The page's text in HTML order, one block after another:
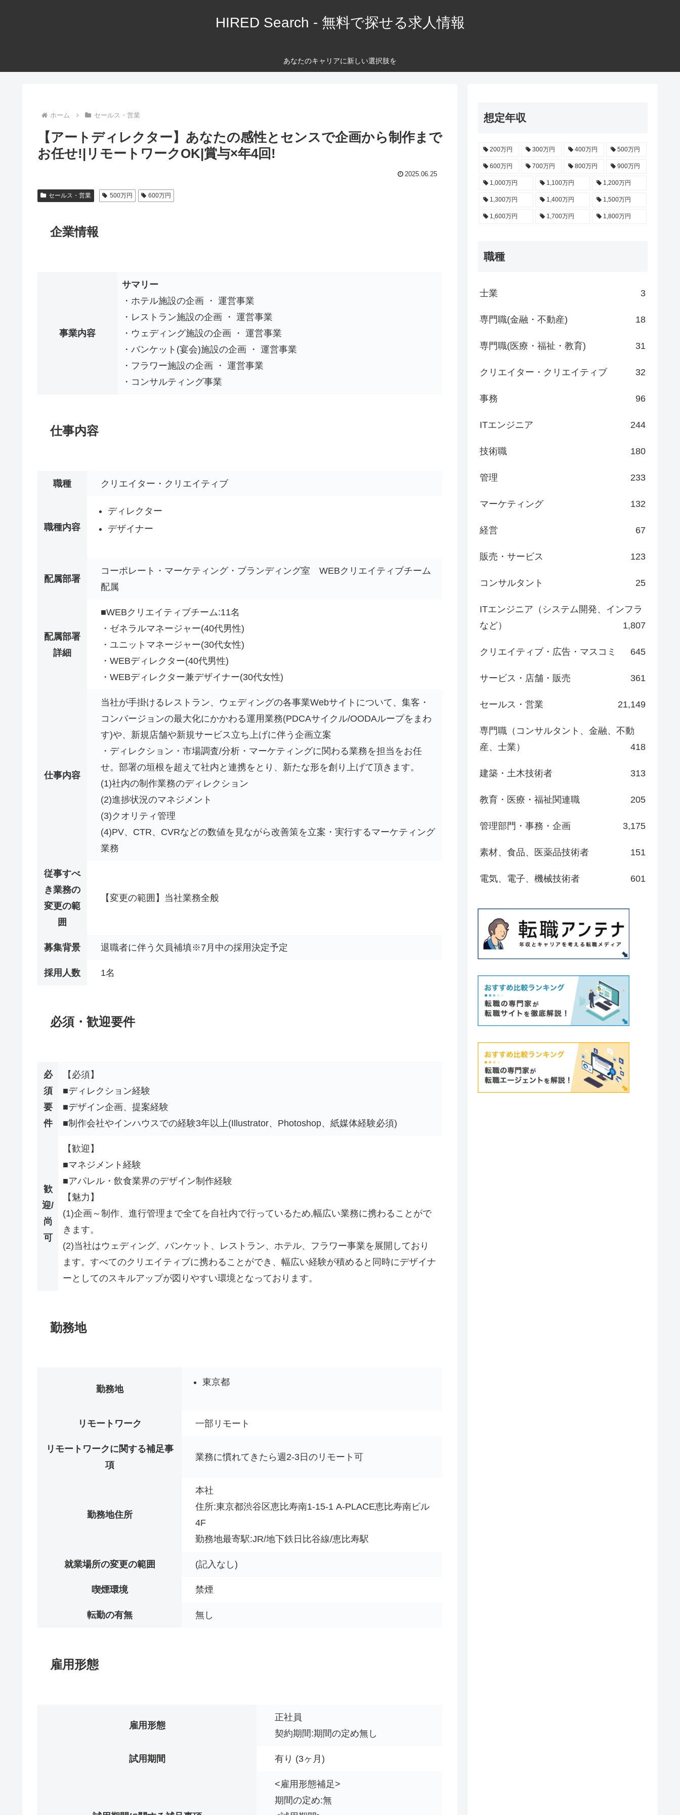
HIRED Search - 無料で探せる求人情報
あなたのキャリアに新しい選択肢を
ホーム セールス・営業
【アートディレクター】あなたの感性とセンスで企画から制作まで
お任せ!|リモートワークOK|賞与×年4回!
2025.06.25
セールス・営業 500万円 600万円
企業情報
事業内容
サマリー
・ホテル施設の企画 ・ 運営事業
・レストラン施設の企画 ・ 運営事業
・ウェディング施設の企画 ・ 運営事業
・バンケット(宴会)施設の企画 ・ 運営事業
・フラワー施設の企画 ・ 運営事業
・コンサルティング事業
仕事内容
職種 クリエイター・クリエイティブ
職種内容
ディレクター
デザイナー
配属部署
コーポレート・マーケティング・ブランディング室 WEBクリエイティブチーム
配属
配属部署
詳細
■WEBクリエイティブチーム:11名
・ゼネラルマネージャー(40代男性)
・ユニットマネージャー(30代女性)
・WEBディレクター(40代男性)
・WEBディレクター兼デザイナー(30代女性)
仕事内容
当社が手掛けるレストラン、ウェディングの各事業Webサイトについて、集客・
コンバージョンの最大化にかかわる運用業務(PDCAサイクル/OODAループをまわ
す)や、新規店舗や新規サービス立ち上げに伴う企画立案
・ディレクション・市場調査/分析・マーケティングに関わる業務を担当をお任
せ。部署の垣根を超えて社内と連携をとり、新たな形を創り上げて頂きます。
(1)社内の制作業務のディレクション
(2)進捗状況のマネジメント
(3)クオリティ管理
(4)PV、CTR、CVRなどの数値を見ながら改善策を立案・実行するマーケティング
業務
従事すべ
き業務の
変更の範
囲
【変更の範囲】当社業務全般
募集背景 退職者に伴う欠員補填※7月中の採用決定予定
採用人数 1名
必須・歓迎要件
必
須
要
件
【必須】
■ディレクション経験
■デザイン企画、提案経験
■制作会社やインハウスでの経験3年以上(Illustrator、Photoshop、紙媒体経験必須)
歓
迎/
尚
可
【歓迎】
■マネジメント経験
■アパレル・飲食業界のデザイン制作経験
【魅力】
(1)企画～制作、進行管理まで全てを自社内で行っているため,幅広い業務に携わることがで
きます。
(2)当社はウェディング、バンケット、レストラン、ホテル、フラワー事業を展開しており
ます。すべてのクリエイティブに携わることができ、幅広い経験が積めると同時にデザイナ
ーとしてのスキルアップが図りやすい環境となっております。
勤務地
勤務地
東京都
リモートワーク 一部リモート
リモートワークに関する補足事
項
業務に慣れてきたら週2-3日のリモート可
勤務地住所
本社
住所:東京都渋谷区恵比寿南1-15-1 A-PLACE恵比寿南ビル
4F
勤務地最寄駅:JR/地下鉄日比谷線/恵比寿駅
就業場所の変更の範囲 (記入なし)
喫煙環境 禁煙
転勤の有無 無し
雇用形態
雇用形態
正社員
契約期間:期間の定め無し
試用期間 有り (3ヶ月)
<雇用形態補足>
期間の定め:無
想定年収
200万円 300万円 400万円 500万円
600万円 700万円 800万円 900万円
1,000万円 1,100万円 1,200万円
1,300万円 1,400万円 1,500万円
1,600万円 1,700万円 1,800万円
職種
士業 3
専門職(金融・不動産) 18
専門職(医療・福祉・教育) 31
クリエイター・クリエイティブ 32
事務 96
ITエンジニア 244
技術職 180
管理 233
マーケティング 132
経営 67
販売・サービス 123
コンサルタント 25
ITエンジニア（システム開発、インフラ
など）
1,807
クリエイティブ・広告・マスコミ 645
サービス・店舗・販売 361
セールス・営業 21,149
専門職（コンサルタント、金融、不動
産、士業）
418
建築・土木技術者 313
教育・医療・福祉関連職 205
管理部門・事務・企画 3,175
素材、食品、医薬品技術者 151
電気、電子、機械技術者 601